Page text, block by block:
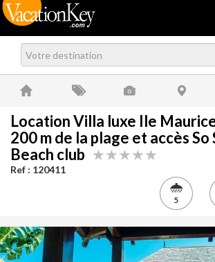
Location Villa luxe Ile
200 m de la plage et accès
Beach club
Ref : 120411
5